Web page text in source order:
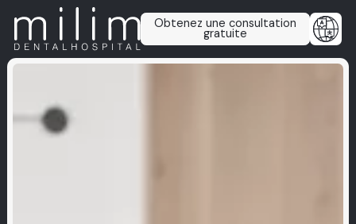
Obtenez une consultation
gratuite